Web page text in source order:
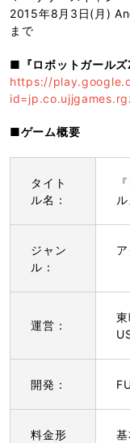
2015年8月3日(月)
まで
■『ロボットガール
https://
■ゲーム概要
タイト
ル名：
ル
ジャン
ル：
運営：
開発：
料金形